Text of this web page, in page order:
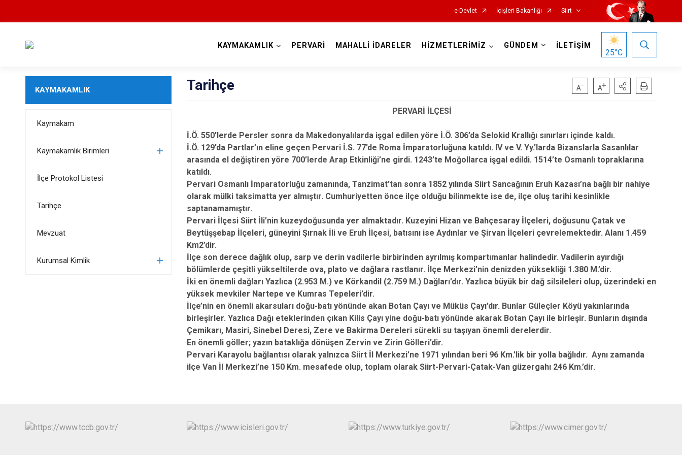
e-Devlet İçişleri Bakanlığı Siirt
Baykan
Eruh
Kurtalan
Pervari
Şirvan
KAYMAKAMLIK PERVARİ MAHALLİ İDARELER HİZMETLERİMİZ GÜNDEM İLETİŞİM
25°C
KAYMAKAMLIK
Kaymakam
Kaymakamlık Birimleri
İlçe Protokol Listesi
Tarihçe
Mevzuat
Kurumsal Kimlik
Tarihçe
PERVARİ İLÇESİ
İ.Ö. 550’lerde Persler sonra da Makedonyalılarda işgal edilen yöre İ.Ö. 306’da Selokid Krallığı sınırları içinde kaldı.
İ.Ö. 129’da Partlar’ın eline geçen Pervari İ.S. 77’de Roma İmparatorluğuna katıldı. IV ve V. Yy.’larda Bizanslarla Sasanlılar
arasında el değiştiren yöre 700’lerde Arap Etkinliği’ne girdi. 1243’te Moğollarca işgal edildi. 1514’te Osmanlı topraklarına
katıldı.
Pervari Osmanlı İmparatorluğu zamanında, Tanzimat’tan sonra 1852 yılında Siirt Sancağının Eruh Kazası’na bağlı bir nahiye
olarak mülki taksimatta yer almıştır. Cumhuriyetten önce ilçe olduğu bilinmekte ise de, ilçe oluş tarihi kesinlikle
saptanamamıştır.
Pervari İlçesi Siirt İli’nin kuzeydoğusunda yer almaktadır. Kuzeyini Hizan ve Bahçesaray İlçeleri, doğusunu Çatak ve
Beytüşşebap İlçeleri, güneyini Şırnak İli ve Eruh İlçesi, batısını ise Aydınlar ve Şirvan İlçeleri çevrelemektedir. Alanı 1.459
Km2’dir.
İlçe son derece dağlık olup, sarp ve derin vadilerle birbirinden ayrılmış kompartımanlar halindedir. Vadilerin ayırdığı
bölümlerde çeşitli yükseltilerde ova, plato ve dağlara rastlanır. İlçe Merkezi’nin denizden yüksekliği 1.380 M.’dir.
İki en önemli dağları Yazlıca (2.953 M.) ve Körkandil (2.759 M.) Dağları’dır. Yazlıca büyük bir dağ silsileleri olup, üzerindeki en
yüksek mevkiler Nartepe ve Kumras Tepeleri’dir.
İlçe’nin en önemli akarsuları doğu-batı yönünde akan Botan Çayı ve Müküs Çayı’dır. Bunlar Güleçler Köyü yakınlarında
birleşirler. Yazlıca Dağı eteklerinden çıkan Kilis Çayı yine doğu-batı yönünde akarak Botan Çayı ile birleşir. Bunların dışında
Çemikarı, Masiri, Sinebel Deresi, Zere ve Bakirma Dereleri sürekli su taşıyan önemli derelerdir.
En önemli göller; yazın bataklığa dönüşen Zervin ve Zirin Gölleri’dir.
Pervari Karayolu bağlantısı olarak yalnızca Siirt İl Merkezi’ne 1971 yılından beri 96 Km.’lik bir yolla bağlıdır.Aynı zamanda
ilçe Van İl Merkezi’ne 150 Km. mesafede olup, toplam olarak Siirt-Pervari-Çatak-Van güzergahı 246 Km.’dir.